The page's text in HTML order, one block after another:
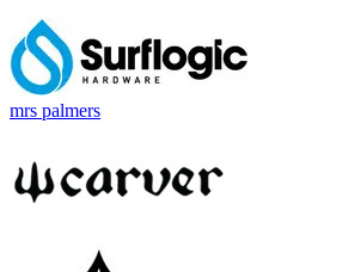
mrs palmers